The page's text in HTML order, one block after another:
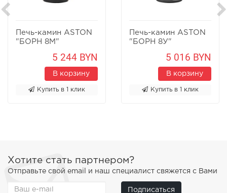
Печь-камин ASTON
"БОРН 8М"
5 244 BYN
В корзину
Купить в 1 клик
Печь-камин ASTON
"БОРН 8У"
5 016 BYN
В корзину
Купить в 1 клик
Хотите стать партнером?
Отправьте свой email и наш специалист свяжется с Вами
Подписаться